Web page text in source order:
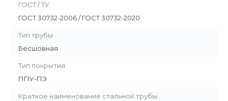
ГОСТ / ТУ
ГОСТ 30732-2006 / ГОСТ 30732-2020
Тип трубы
Бесшовная
Тип покрытия
ППУ-ПЭ
Краткое наименование стальной трубы